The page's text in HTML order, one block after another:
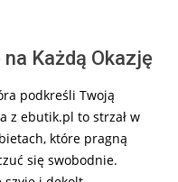
Każdą Okazję
podkreśli Twoją
z ebutik.pl to strzał w
które pragną
się swobodnie.